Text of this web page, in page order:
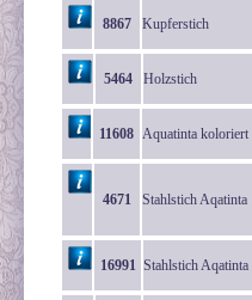
8867 Kupferstich
5464 Holzstich
11608 Aquatinta koloriert
4671 Stahlstich Aqatinta
16991 Stahlstich Aqatinta